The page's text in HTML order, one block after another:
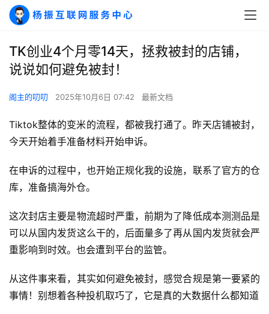
I
实
TK创业4个月零14天，拯救被封的店铺，
说说如何避免被封！
阁主的叨叨 2025年10月6日 07:42 最新文档
Tiktok整体的变米的流程，都被我打通了。昨天店铺被封，
今天开始着手准备材料开始申诉。
在申诉的过程中，也开始正规化我的设施，联系了官方的仓
库，准备搞海外仓。
这次封店主要是物流超时严重，前期为了降低成本测测品是
可以从国内发货这么干的，后面量多了再从国内发货就会严
重影响到时效。也会遭到平台的监管。
从这件事来看，其实如何避免被封，感觉合规是第一要紧的
事情！别想着各种投机取巧了，它是真的大数据什么都知道